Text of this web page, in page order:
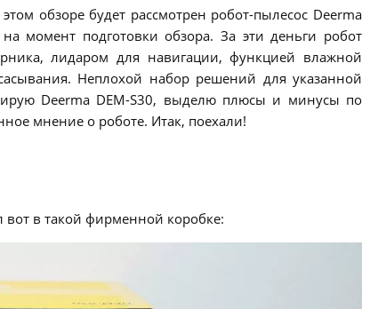
обзоре будет рассмотрен робот-пылесос Deerma
момент подготовки обзора. За эти деньги робот
лидаром для навигации, функцией влажной
Неплохой набор решений для указанной
Deerma DEM-S30, выделю плюсы и минусы по
мнение о роботе. Итак, поехали!
в такой фирменной коробке: